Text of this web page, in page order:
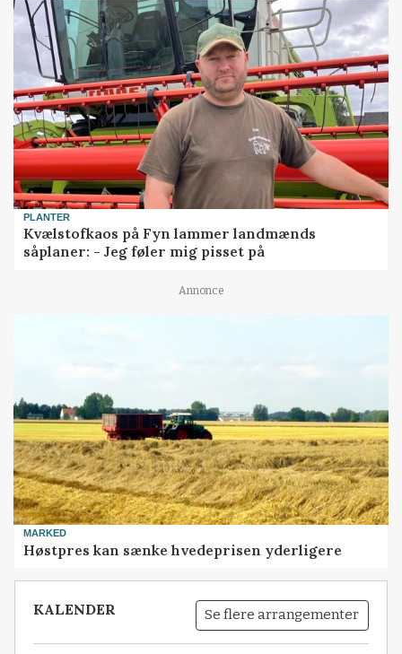
PLANTER
Kvælstofkaos på Fyn lammer landmænds
såplaner: - Jeg føler mig pisset på
Annonce
MARKED
Høstpres kan sænke hvedeprisen yderligere
KALENDER Se flere arrangementer